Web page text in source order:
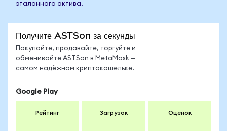
эталонного актива.
Получите ASTSon за секунды
Покупайте, продавайте, торгуйте и
обменивайте ASTSon в MetaMask —
самом надёжном криптокошельке.
Google Play
Рейтинг Загрузок Оценок